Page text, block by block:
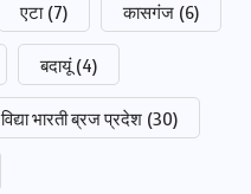
एटा (7) कासगंज (6)
बदायूं (4)
विद्या भारती ब्रज प्रदेश (30)